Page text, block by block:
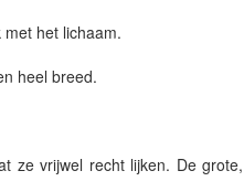
het lichaam.
heel breed.
ze vrijwel recht lijken. De grote,